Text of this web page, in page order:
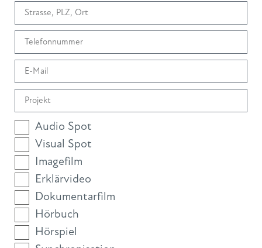
Audio Spot
Visual Spot
Imagefilm
Erklärvideo
Dokumentarfilm
Hörbuch
Hörspiel